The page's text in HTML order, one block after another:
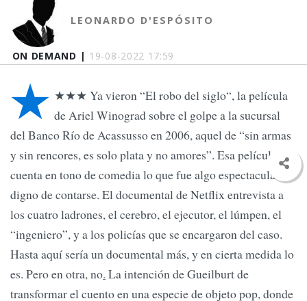
ON DEMAND | 19-08-2022 17:59
LEONARDO D'ESPÓSITO
★ ★★★ Ya vieron “El robo del siglo“, la película
de Ariel Winograd sobre el golpe a la sucursal
del Banco Río de Acassusso en 2006, aquel de “sin armas
y sin rencores, es solo plata y no amores”. Esa película
cuenta en tono de comedia lo que fue algo espectacular,
digno de contarse. El documental de Netflix entrevista a
los cuatro ladrones, el cerebro, el ejecutor, el lúmpen, el
“ingeniero”, y a los policías que se encargaron del caso.
Hasta aquí sería un documental más, y en cierta medida lo
es. Pero en otra, no. La intención de Gueilburt de
transformar el cuento en una especie de objeto pop, donde